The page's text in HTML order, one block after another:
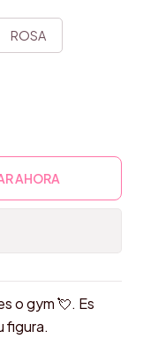
ROSA
AHORA
o gym 💘. Es
figura.